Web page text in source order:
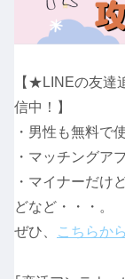
【★LINEの友達
信中！】
・男性も無料で
・マッチングア
・マイナーだ
どなど・・・。
ぜひ、
こちらか